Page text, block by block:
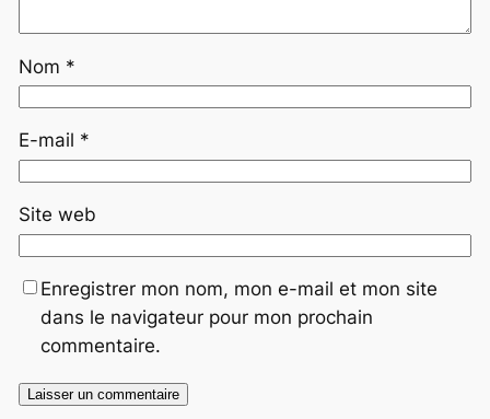
Nom *
E-mail *
Site web
Enregistrer mon nom, mon e-mail et mon site
dans le navigateur pour mon prochain
commentaire.